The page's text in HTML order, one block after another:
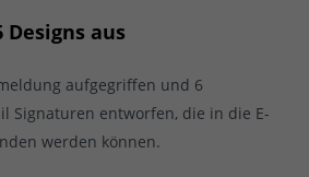
aus
aufgegriffen und 6
Signaturen entworfen, die in die E-
werden können.